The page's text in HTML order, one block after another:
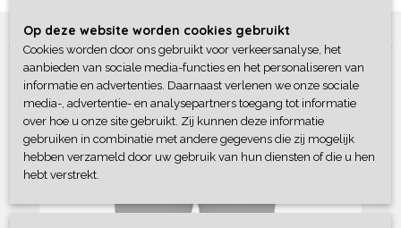
Home >Jongens>broeken> B-Nosy
Op deze website worden cookies gebruikt
Cookies worden door ons gebruikt voor verkeersanalyse, het
aanbieden van sociale media-functies en het personaliseren van
informatie en advertenties. Daarnaast verlenen we onze sociale
media-, advertentie- en analysepartners toegang tot informatie
over hoe u onze site gebruikt. Zij kunnen deze informatie
gebruiken in combinatie met andere gegevens die zij mogelijk
hebben verzameld door uw gebruik van hun diensten of die u hen
hebt verstrekt.